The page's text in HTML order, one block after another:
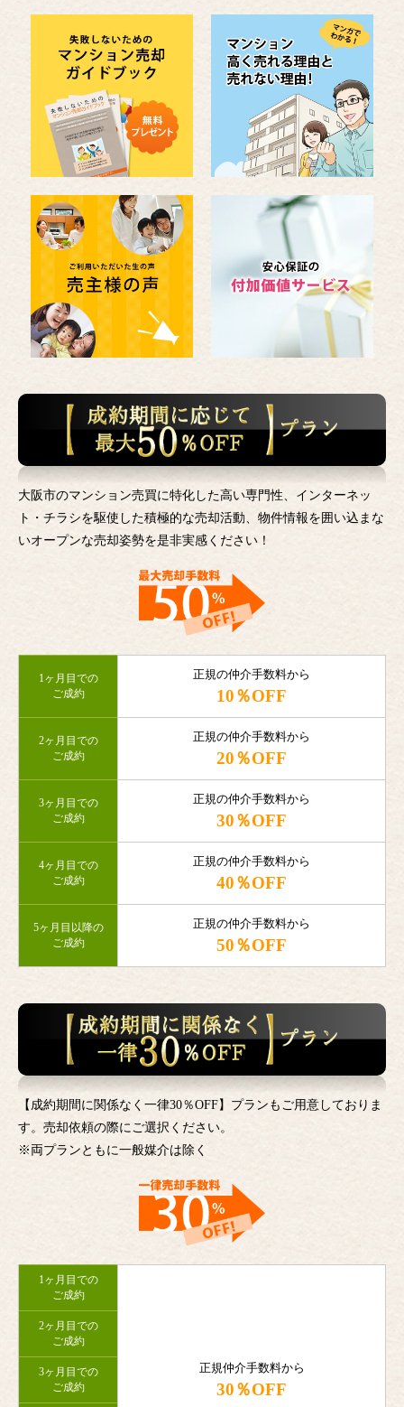
大阪市のマンション売買に特化した高い専門性、インターネッ
ト・チラシを駆使した積極的な売却活動、 物件情報を囲い込まな
いオープンな売却姿勢を是非実感ください！
1ヶ月目での
ご成約
正規の仲介手数料から
10％OFF
2ヶ月目での
ご成約
正規の仲介手数料から
20％OFF
3ヶ月目での
ご成約
正規の仲介手数料から
30％OFF
4ヶ月目での
ご成約
正規の仲介手数料から
40％OFF
5ヶ月目以降の
ご成約
正規の仲介手数料から
50％OFF
【成約期間に関係なく一律30％OFF】プランもご用意しておりま
す。売却依頼の際にご選択ください。
※両プランともに一般媒介は除く
1ヶ月目での
ご成約
正規仲介手数料から
30％OFF
2ヶ月目での
ご成約
3ヶ月目での
ご成約